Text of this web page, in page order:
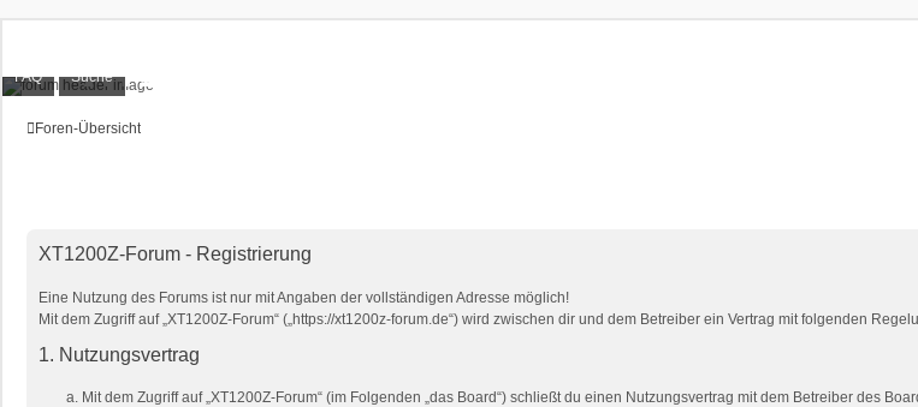
XT1200Z-Forum
FAQ Suche
Foren-Übersicht
XT1200Z-Forum - Registrierung
Eine Nutzung des Forums ist nur mit Angaben der vollständigen Adresse möglich!
Mit dem Zugriff auf „XT1200Z-Forum“ („https://xt1200z-forum.de“) wird zwischen dir und dem Betreiber ein Vertrag mit folgenden
1. Nutzungsvertrag
Mit dem Zugriff auf „XT1200Z-Forum“ (im Folgenden „das Board“) schließt du einen Nutzungsvertrag mit dem Betreiber des